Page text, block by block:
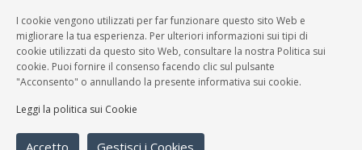
© FESTA DELLA MUSICA BRESCIA Tutti i Diritti Riservati.
Privacy Policy
| Cookies
P. Iva e C.F.: 03699200980
I cookie vengono utilizzati per far funzionare questo sito Web e
migliorare la tua esperienza. Per ulteriori informazioni sui tipi di
cookie utilizzati da questo sito Web, consultare la nostra Politica sui
cookie. Puoi fornire il consenso facendo clic sul pulsante
"Acconsento" o annullando la presente informativa sui cookie.
Leggi la politica sui Cookie